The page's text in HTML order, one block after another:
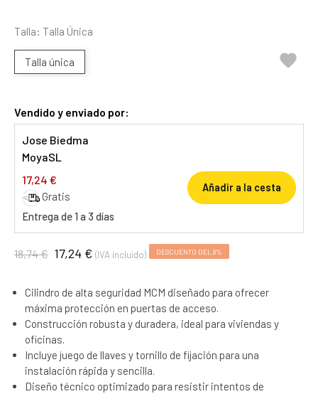
Talla: Talla Única
Talla única 
Vendido y enviado por:
Jose Biedma
MoyaSL
17,24 €
Gratis
Entrega de 1 a 3 días
Añadir a la cesta
18,74 € 17,24 € (IVA incluido) DESCUENTO DEL 8%
Cilindro de alta seguridad MCM diseñado para ofrecer
máxima protección en puertas de acceso.
Construcción robusta y duradera, ideal para viviendas y
oficinas.
Incluye juego de llaves y tornillo de fijación para una
instalación rápida y sencilla.
Diseño técnico optimizado para resistir intentos de